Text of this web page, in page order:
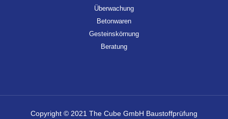
Überwachung
Betonwaren
Gesteinskörnung
Beratung
Copyright © 2021 The Cube GmbH Baustoffprüfung